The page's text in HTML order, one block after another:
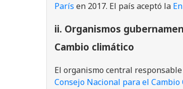
París en 2017. El país aceptó la
ii. Organismos
Cambio climático
El organismo central
Consejo Nacional para el Cambio